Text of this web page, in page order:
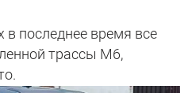
последнее время все
трассы М6,